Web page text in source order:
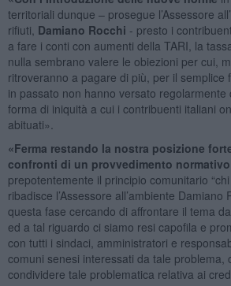
territoriali dunque – prosegue l’Assessore
rifiuti, Damiano Rocchi - presto i
a fare i conti con aumenti della TARI, la
nulla sembrano valere le obiezioni per cui,
ritroveranno a pagare di più, per il semplice
in passato non hanno versato regolarmente
forma di iniquità a cui i contribuenti italiani
abituati».
«Ferma restando la nostra posizione
confronti di un provvedimento
prepotentemente il principio comunitario
ribadisce l’Assessore all’ambiente Damiano
questa fase cercando di affrontare il tema
ed a tal riguardo ci siamo resi capofila e
con tutti i sindaci, amministratori e
comuni senesi interessati da tale problema,
condividere tale problematica relativa ai